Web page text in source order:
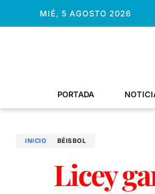
MIÉ, 5 AGOSTO 2026
PORTADA
INICIO BÉISBOL
Licey